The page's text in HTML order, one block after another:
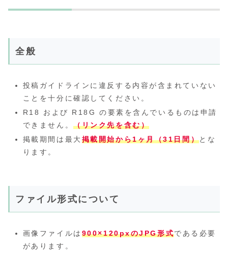
全般
投稿ガイドラインに違反する内容が含まれていない
ことを十分に確認してください。
R18 および R18G の要素を含んでいるものは申請
できません。（リンク先を含む）
掲載期間は最大 掲載開始から1ヶ月（31日間）とな
ります。
ファイル形式について
画像ファイルは 900×120pxのJPG形式である必要
があります。